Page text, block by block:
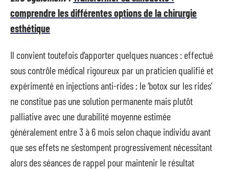
comprendre les différentes options de la chirurgie
esthétique
Il convient toutefois d’apporter quelques nuances : effectué
sous contrôle médical rigoureux par un praticien qualifié et
expérimenté en injections anti-rides ; le ‘botox sur les rides’
ne constitue pas une solution permanente mais plutôt
palliative avec une durabilité moyenne estimée
généralement entre 3 à 6 mois selon chaque individu avant
que ses effets ne s’estompent progressivement nécessitant
alors des séances de rappel pour maintenir le résultat